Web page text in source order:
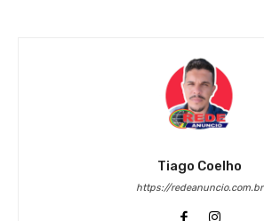
Tiago Coelho
https://redeanuncio.com.br